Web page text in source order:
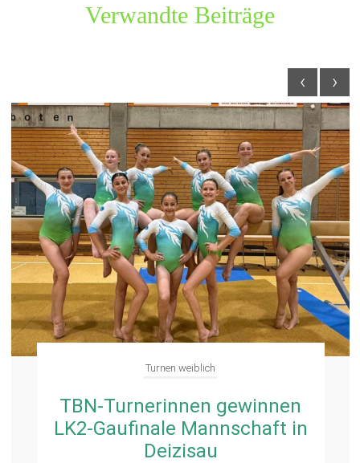
Verwandte Beiträge
Turnen weiblich
TBN-Turnerinnen gewinnen
LK2-Gaufinale Mannschaft in
Deizisau
‹ ›